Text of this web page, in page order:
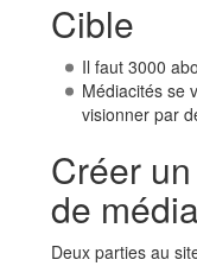
Cible
Il faut 3000
Médiacités se
visionner par
Créer
de
Deux parties au